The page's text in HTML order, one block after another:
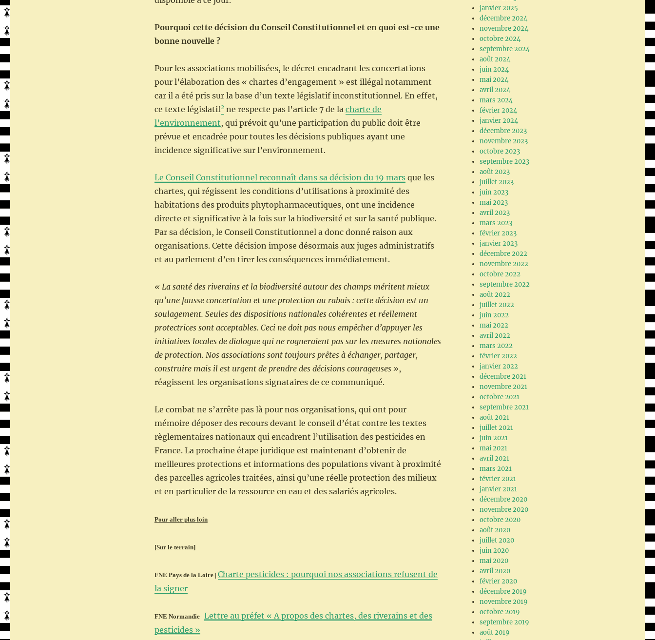
Pourquoi cette décision du Conseil Constitutionnel et en quoi est-ce une
bonne nouvelle ?
Pour les associations mobilisées, le décret encadrant les concertations
pour l’élaboration des « chartes d’engagement » est illégal notamment
car il a été pris sur la base d’un texte législatif inconstitutionnel. En effet,
ce texte législatif2ne respecte pas l’article 7 de la charte de
l’environnement, qui prévoit qu’une participation du public doit être
prévue et encadrée pour toutes les décisions publiques ayant une
incidence significative sur l’environnement.
Le Conseil Constitutionnel reconnaît dans sa décision du 19 marsque les
chartes, qui régissent les conditions d’utilisations à proximité des
habitations des produits phytopharmaceutiques, ont une incidence
directe et significative à la fois sur la biodiversité et sur la santé publique.
Par sa décision, le Conseil Constitutionnel a donc donné raison aux
organisations. Cette décision impose désormais aux juges administratifs
et au parlement d’en tirer les conséquences immédiatement.
« La santé des riverains et la biodiversité autour des champs méritent mieux
qu’une fausse concertation et une protection au rabais : cette décision est un
soulagement. Seules des dispositions nationales cohérentes et réellement
protectrices sont acceptables. Ceci ne doit pas nous empêcher d’appuyer les
initiatives locales de dialogue qui ne rogneraient pas sur les mesures nationales
de protection. Nos associations sont toujours prêtes à échanger, partager,
construire mais il est urgent de prendre des décisions courageuses »,
réagissent les organisations signataires de ce communiqué.
Le combat ne s’arrête pas là pour nos organisations, qui ont pour
mémoire déposer des recours devant le conseil d’état contre les textes
règlementaires nationaux qui encadrent l’utilisation des pesticides en
France. La prochaine étape juridique est maintenant d’obtenir de
meilleures protections et informations des populations vivant à proximité
des parcelles agricoles traitées, ainsi qu’une réelle protection des milieux
et en particulier de la ressource en eau et des salariés agricoles.
Pour aller plus loin
[Sur le terrain]
FNE Pays de la Loire | Charte pesticides : pourquoi nos associations refusent de
la signer
FNE Normandie | Lettre au préfet « A propos des chartes, des riverains et des
pesticides »
janvier 2025
décembre 2024
novembre 2024
octobre 2024
septembre 2024
août 2024
juin 2024
mai 2024
avril 2024
mars 2024
février 2024
janvier 2024
décembre 2023
novembre 2023
octobre 2023
septembre 2023
août 2023
juillet 2023
juin 2023
mai 2023
avril 2023
mars 2023
février 2023
janvier 2023
décembre 2022
novembre 2022
octobre 2022
septembre 2022
août 2022
juillet 2022
juin 2022
mai 2022
avril 2022
mars 2022
février 2022
janvier 2022
décembre 2021
novembre 2021
octobre 2021
septembre 2021
août 2021
juillet 2021
juin 2021
mai 2021
avril 2021
mars 2021
février 2021
janvier 2021
décembre 2020
novembre 2020
octobre 2020
août 2020
juillet 2020
juin 2020
mai 2020
avril 2020
février 2020
décembre 2019
novembre 2019
octobre 2019
septembre 2019
août 2019